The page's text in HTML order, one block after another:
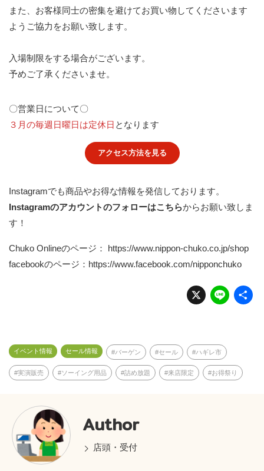
また、お客様同士の密集を避けてお買い物してくださいます
ようご協力をお願い致します。
入場制限をする場合がございます。
予めご了承くださいませ。
〇営業日について〇
３月の毎週日曜日は定休日 となります
アクセス方法を見る
Instagramでも商品やお得な情報を発信しております。
Instagramのアカウントのフォローはこちらからお願い致しま
す！
Chuko Onlineのページ： https://www.nippon-chuko.co.jp/shop
facebookのページ： https://www.facebook.com/nipponchuko
X Li
n
イベント情報 セール情報 バーゲン セール ハギレ市
実演販売 ソーイング用品 詰め放題 来店限定 お得祭り
Author
店頭・受付